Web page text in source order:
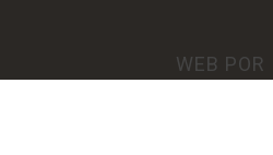
WEB POR